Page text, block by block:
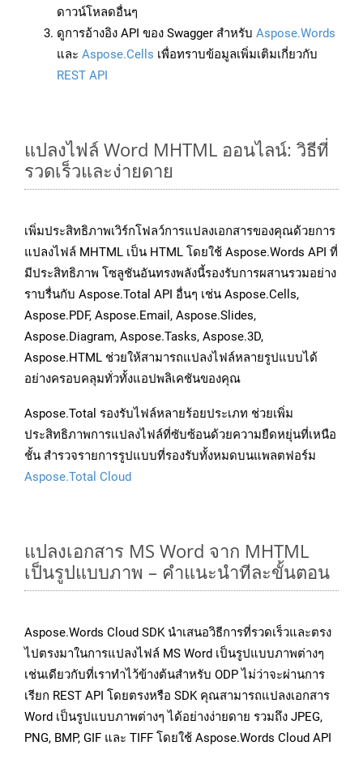
ดาวน์โหลดอื่นๆ
ดูการอ้างอิง API ของ Swagger สำหรับ Aspose.Words
และ Aspose.Cells เพื่อทราบข้อมูลเพิ่มเติมเกี่ยวกับ
REST API
แปลงไฟล์ Word MHTML ออนไลน์: วิธีที่
รวดเร็วและง่ายดาย
เพิ่มประสิทธิภาพเวิร์กโฟลว์การแปลงเอกสารของคุณด้วยการ
แปลงไฟล์ MHTML เป็น HTML โดยใช้ Aspose.Words API ที่
มีประสิทธิภาพ โซลูชันอันทรงพลังนี้รองรับการผสานรวมอย่าง
ราบรื่นกับ Aspose.Total API อื่นๆ เช่น Aspose.Cells,
Aspose.PDF, Aspose.Email, Aspose.Slides,
Aspose.Diagram, Aspose.Tasks, Aspose.3D,
Aspose.HTML ช่วยให้สามารถแปลงไฟล์หลายรูปแบบได้
อย่างครอบคลุมทั่วทั้งแอปพลิเคชันของคุณ
Aspose.Total รองรับไฟล์หลายร้อยประเภท ช่วยเพิ่ม
ประสิทธิภาพการแปลงไฟล์ที่ซับซ้อนด้วยความยืดหยุ่นที่เหนือ
ชั้น สำรวจรายการรูปแบบที่รองรับทั้งหมดบนแพลตฟอร์ม
Aspose.Total Cloud
แปลงเอกสาร MS Word จาก MHTML
เป็นรูปแบบภาพ – คำแนะนำทีละขั้นตอน
Aspose.Words Cloud SDK นำเสนอวิธีการที่รวดเร็วและตรง
ไปตรงมาในการแปลงไฟล์ MS Word เป็นรูปแบบภาพต่างๆ
เช่นเดียวกับที่เราทำไว้ข้างต้นสำหรับ ODP ไม่ว่าจะผ่านการ
เรียก REST API โดยตรงหรือ SDK คุณสามารถแปลงเอกสาร
Word เป็นรูปแบบภาพต่างๆ ได้อย่างง่ายดาย รวมถึง JPEG,
PNG, BMP, GIF และ TIFF โดยใช้ Aspose.Words Cloud API